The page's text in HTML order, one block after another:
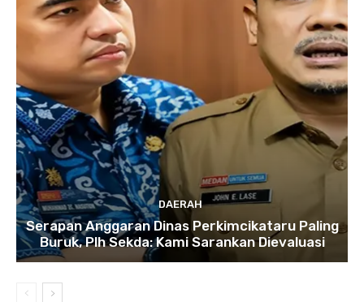
DAERAH
Serapan Anggaran Dinas Perkimcikataru Paling
Buruk, Plh Sekda: Kami Sarankan Dievaluasi